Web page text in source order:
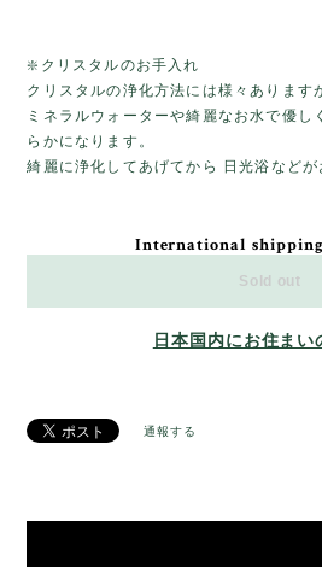
❇️クリスタルのお手入れ
クリスタルの浄化方法には様々あります
ミネラルウォーターや綺麗なお水で優し
らかになります。
綺麗に浄化してあげてから 日光浴などが
International
Sold out
日本国内にお住まい
通報する